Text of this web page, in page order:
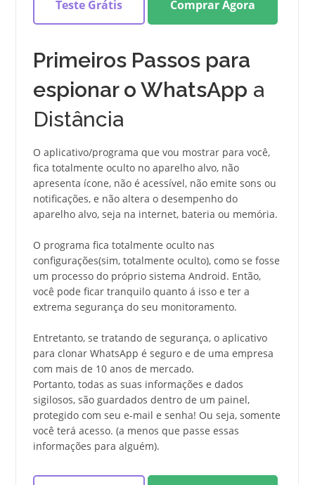
Teste Grátis Comprar Agora
Primeiros Passos para
espionar o WhatsApp a
Distância
O aplicativo/programa que vou mostrar para você,
fica totalmente oculto no aparelho alvo, não
apresenta ícone, não é acessível, não emite sons ou
notificações, e não altera o desempenho do
aparelho alvo, seja na internet, bateria ou memória.
O programa fica totalmente oculto nas
configurações(sim, totalmente oculto), como se fosse
um processo do próprio sistema Android. Então,
você pode ficar tranquilo quanto á isso e ter a
extrema segurança do seu monitoramento.
Entretanto, se tratando de segurança, o aplicativo
para clonar WhatsApp é seguro e de uma empresa
com mais de 10 anos de mercado.
Portanto, todas as suas informações e dados
sigilosos, são guardados dentro de um painel,
protegido com seu e-mail e senha! Ou seja, somente
você terá acesso. (a menos que passe essas
informações para alguém).